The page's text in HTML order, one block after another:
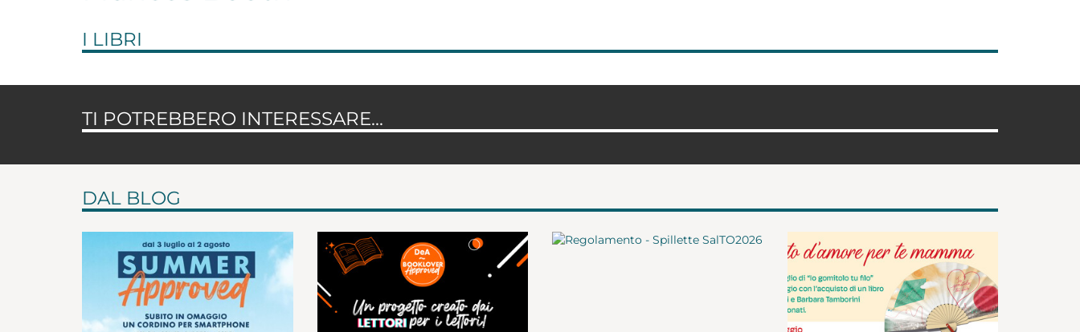
I LIBRI
TI POTREBBERO INTERESSARE...
DAL BLOG